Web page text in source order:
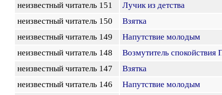
неизвестный читатель 151
Лучик из детства
неизвестный читатель 150
Взятка
неизвестный читатель 149
Напутствие молодым
неизвестный читатель 148
Возмутитель спокойствия
неизвестный читатель 147
Взятка
неизвестный читатель 146
Напутствие молодым